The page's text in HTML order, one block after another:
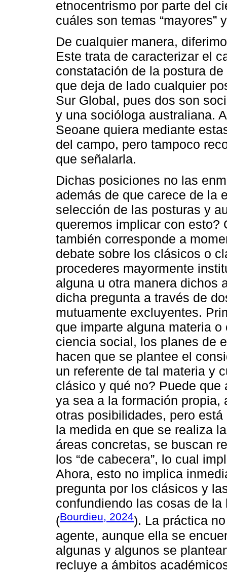
etnocentrismo por parte del
cuáles son temas “mayores”
De cualquier manera,
Este trata de caracterizar el
constatación de la postura
que deja de lado cualquier
Sur Global, pues dos son
y una socióloga australiana.
Seoane quiera mediante
del campo, pero tampoco
que señalarla.
Dichas posiciones no las
además de que carece de la
selección de las posturas y
queremos implicar con esto?
también corresponde a
debate sobre los clásicos o
procederes mayormente
alguna u otra manera dichos
dicha pregunta a través de
mutuamente excluyentes.
que imparte alguna materia
ciencia social, los planes de
hacen que se plantee el
un referente de tal materia y
clásico y qué no? Puede
ya sea a la formación propia,
otras posibilidades, pero
la medida en que se realiza
áreas concretas, se buscan
los “de cabecera”, lo cual
Ahora, esto no implica
pregunta por los clásicos y
confundiendo las cosas de
(Bourdieu, 2024). La práctica
agente, aunque ella se
algunas y algunos se
recluye a ámbitos